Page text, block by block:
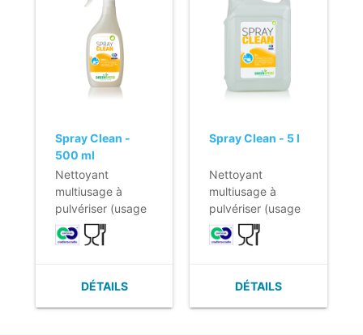
traces, par
exemple, grâce
au motif unique.
- Léger malgré le
matériau
Spray Clean -
500 ml
Nettoyant
multiusage à
pulvériser (usage
quotidien).
- Pulvérisateur
général dans le
secteur
alimentaire.
DÉTAILS
Spray Clean - 5 l
Nettoyant
multiusage à
pulvériser (usage
quotidien).
- Pulvérisateur
général dans le
secteur
alimentaire.
DÉTAILS